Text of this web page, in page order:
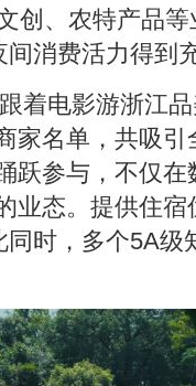
创、农特产品
消费活力得到
着电影游浙江
家名单，共吸引
跃参与，不仅
业态。提供住
时，多个5A级